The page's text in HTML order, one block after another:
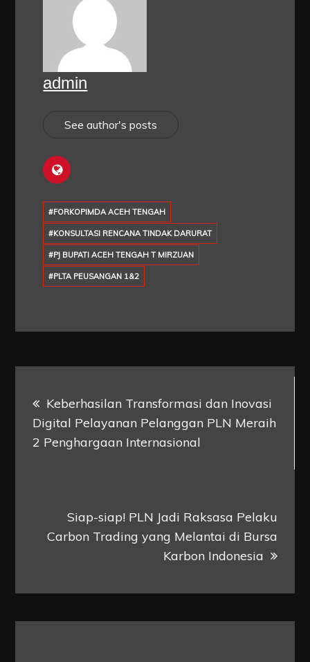
admin
See author's posts
#FORKOPIMDA ACEH TENGAH
#KONSULTASI RENCANA TINDAK DARURAT
#PJ BUPATI ACEH TENGAH T MIRZUAN
#PLTA PEUSANGAN 1&2
navigation
Keberhasilan Transformasi dan Inovasi
Digital Pelayanan Pelanggan PLN Meraih
2 Penghargaan Internasional
Siap-siap! PLN Jadi Raksasa Pelaku
Carbon Trading yang Melantai di Bursa
Karbon Indonesia